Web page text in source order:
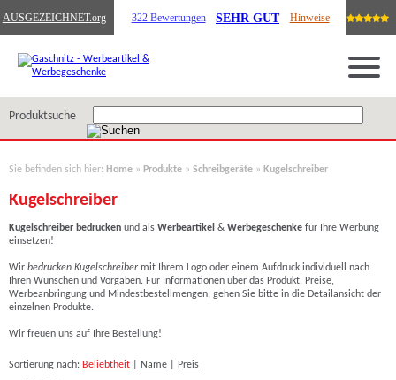
AUSGEZEICHNET.org 322 Bewertungen SEHR GUT Hinweise
Produktsuche
Sie befinden sich hier: Home » Produkte » Schreibgeräte » Kugelschreiber
Kugelschreiber
Kugelschreiber bedrucken und als Werbeartikel & Werbegeschenke für Ihre Werbung
einsetzen!
Wir bedrucken Kugelschreiber mit Ihrem Logo oder einem Aufdruck individuell nach
Ihren Wünschen und Vorgaben. Für Informationen über das Produkt, Preise,
Werbeanbringung und Mindestbestellmengen, gehen Sie bitte in die Detailansicht der
einzelnen Produkte.
Wir freuen uns auf Ihre Bestellung!
Sortierung nach: Beliebtheit Name
Preis